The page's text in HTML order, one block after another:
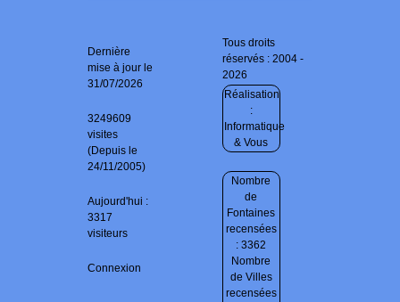
Dernière
mise à jour le
31/07/2026
3249609
visites
(Depuis le
24/11/2005)
Aujourd'hui :
3317
visiteurs
Connexion
Tous droits
réservés : 2004 -
2026
Réalisation
:
Informatique
& Vous
Nombre
de
Fontaines
recensées
: 3362
Nombre
de Villes
recensées